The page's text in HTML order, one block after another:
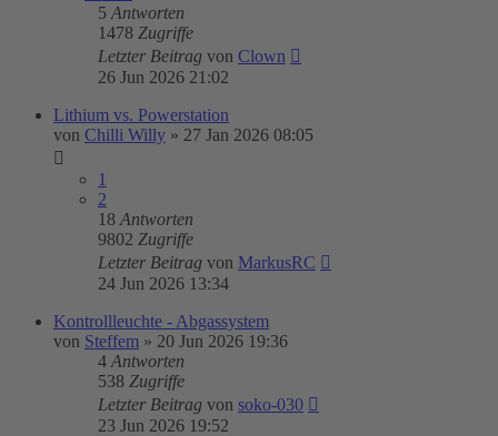
5 Antworten
1478 Zugriffe
Letzter Beitrag von Clown
26 Jun 2026 21:02
Lithium vs. Powerstation
von Chilli Willy » 27 Jan 2026 08:05
1
2
18 Antworten
9802 Zugriffe
Letzter Beitrag von MarkusRC
24 Jun 2026 13:34
Kontrollleuchte - Abgassystem
von Steffem » 20 Jun 2026 19:36
4 Antworten
538 Zugriffe
Letzter Beitrag von soko-030
23 Jun 2026 19:52